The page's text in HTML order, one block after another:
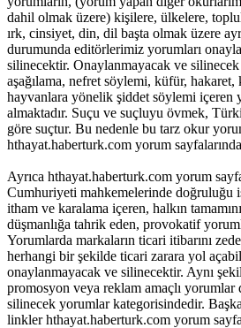
dahil olmak üzere) kişilere, ülkelere,
ırk, cinsiyet, din, dil başta olmak üzere
durumunda editörlerimiz yorumları
silinecektir. Onaylanmayacak ve
aşağılama, nefret söylemi, küfür, hakaret,
hayvanlara yönelik şiddet söylemi içeren
almaktadır. Suçu ve suçluyu övmek,
göre suçtur. Bu nedenle bu tarz okur
hthayat.haberturk.com yorum
Ayrıca hthayat.haberturk.com yorum
Cumhuriyeti mahkemelerinde doğruluğu
itham ve karalama içeren, halkın
düşmanlığa tahrik eden, provokatif
Yorumlarda markaların ticari itibarını
herhangi bir şekilde ticari zarara yol
onaylanmayacak ve silinecektir. Aynı
promosyon veya reklam amaçlı yorumlar
silinecek yorumlar kategorisindedir.
linkler hthayat.haberturk.com yorum